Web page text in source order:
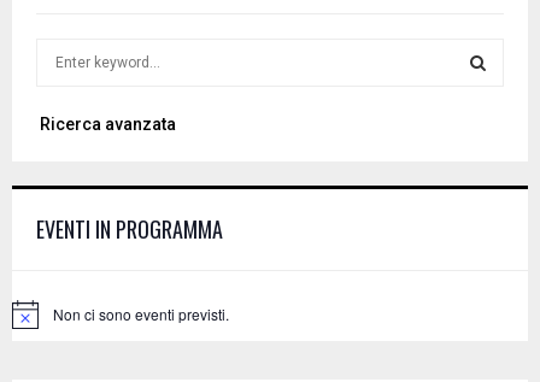
r
o
Ricerca avanzata
EVENTI IN PROGRAMMA
N
Non ci sono eventi previsti.